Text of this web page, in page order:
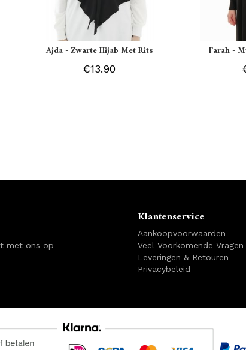
Ajda - Zwarte Hijab Met Rits
€13.90
Farah -
met ons op
Klantenservice
Aankoopvoorwaarden
Veel Voorkomende Vragen
Leveringen & Retouren
Privacybeleid